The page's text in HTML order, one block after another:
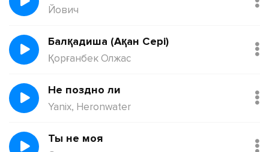
Йович
Балқадиша (Ақан Сері)
Қорғанбек Олжас
Не поздно ли
Yanix, Heronwater
Ты не моя